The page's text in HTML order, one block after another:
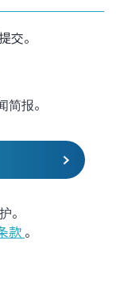
交。
报。
。
款 。